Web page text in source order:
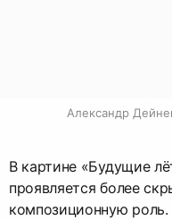
Александр
В картине «Будущие
проявляется более
композиционную